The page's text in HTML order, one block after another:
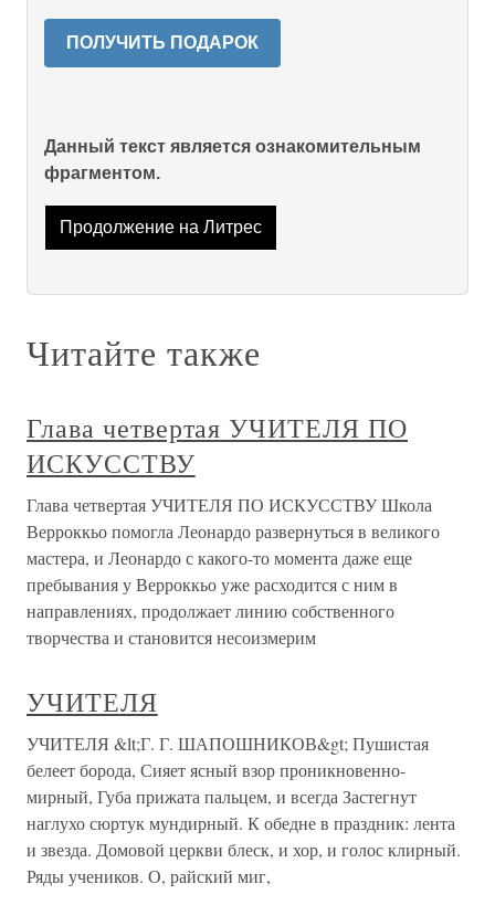
ПОЛУЧИТЬ ПОДАРОК
Данный текст является ознакомительным
фрагментом.
Продолжение на Литрес
Читайте также
Глава четвертая УЧИТЕЛЯ ПО
ИСКУССТВУ
Глава четвертая УЧИТЕЛЯ ПО ИСКУССТВУ Школа
Верроккьо помогла Леонардо развернуться в великого
мастера, и Леонардо с какого-то момента даже еще
пребывания у Верроккьо уже расходится с ним в
направлениях, продолжает линию собственного
творчества и становится несоизмерим
УЧИТЕЛЯ
УЧИТЕЛЯ &lt;Г. Г. ШАПОШНИКОВ&gt; Пушистая
белеет борода, Сияет ясный взор проникновенно-
мирный, Губа прижата пальцем, и всегда Застегнут
наглухо сюртук мундирный. К обедне в праздник: лента
и звезда. Домовой церкви блеск, и хор, и голос клирный.
Ряды учеников. О, райский миг,